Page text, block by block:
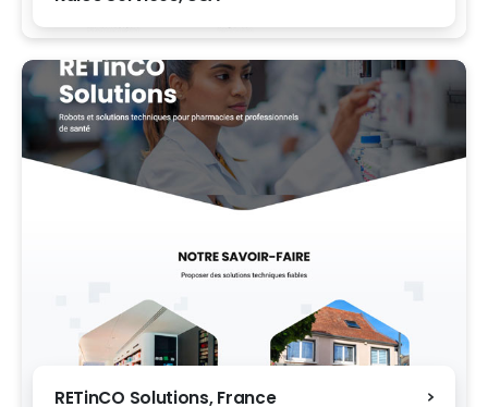
RETinCO Solutions, France